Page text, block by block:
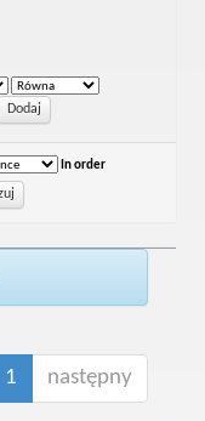
In order
1 następny